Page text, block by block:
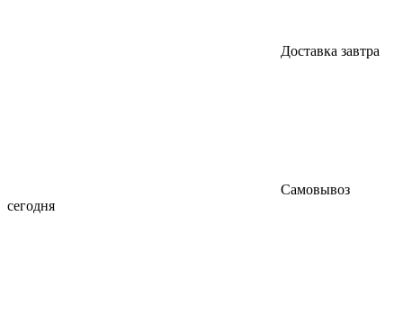
Доставка завтра
Самовывоз
сегодня